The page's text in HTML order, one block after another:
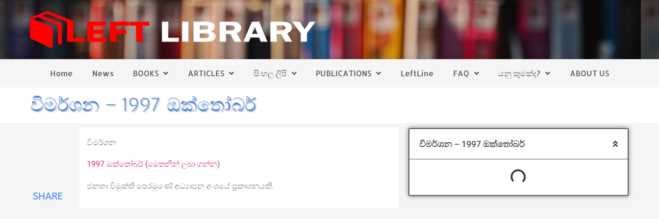
Home News BOOKS ARTICLES සිංහල ලිපි PUBLICATIONS LeftLine FAQ යනු කුමක්ද? ABOUT US
විමර්ශන – 1997 ඔක්තෝබර්
SHARE
විමර්ශන
1997 ඔක්තෝබර් (මෙතනින් ලබා ගන්න)
ජනතා විමුක්ති පෙරමුණේ අධ්‍යාපන අංශයේ ප්‍රකාශනයකි.
විමර්ශන – 1997 ඔක්තෝබර්